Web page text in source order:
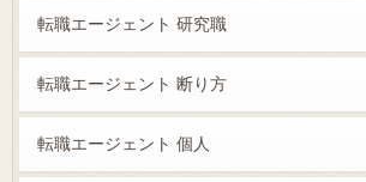
転職エージェント 研究職
転職エージェント 断り方
転職エージェント 個人